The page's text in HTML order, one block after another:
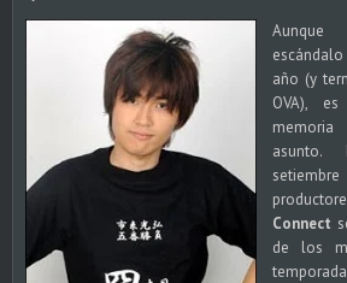
año (y
OVA),
memoria
asunto.
Connect
de los